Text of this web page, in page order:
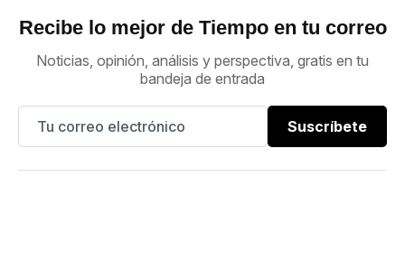
Recibe lo mejor de Tiempo en tu correo
Noticias, opinión, análisis y perspectiva, gratis en tu
bandeja de entrada
Suscríbete